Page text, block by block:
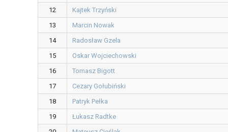
12
Kajtek Trzyński
13
Marcin Nowak
14
Radosław Gzela
15
Oskar Wojciechowski
16
Tomasz Bigott
17
Cezary Gołubiński
18
Patryk Pełka
19
Łukasz Radtke